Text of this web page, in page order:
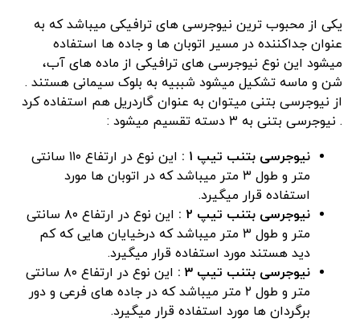
یکی از محبوب ترین نیوجرسی های ترافیکی میباشد که به
عنوان جداکننده در مسیر اتوبان ها و جاده ها استفاده
میشود این نوع نیوجرسی های ترافیکی از ماده های آب،
شن و ماسه تشکیل میشود شببیه به بلوک سیمانی هستند .
از نیوجرسی بتنی میتوان به عنوان گاردریل هم استفاده کرد
. نیوجرسی بتنی به ۳ دسته تقسیم میشود :
نیوجرسی بتنب تیپ ۱ :
این نوع در ارتفاع ۱۱۰ سانتی
متر و طول ۳ متر میباشد که در اتوبان ها مورد
استفاده قرار میگیرد.
نیوجرسی بتنب تیپ ۲ :
این نوع در ارتفاع ۸۰ سانتی
متر و طول ۳ متر میباشد که درخیایان هایی که کم
دید هستند مورد استفاده قرار میگیرد.
نیوجرسی بتنب تیپ ۳ :
این نوع در ارتفاع ۸۰ سانتی
متر و طول ۲ متر میباشد که در جاده های فرعی و دور
برگردان ها مورد استفاده قرار میگیرد.